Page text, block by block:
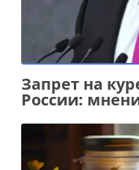
Запрет на
России: